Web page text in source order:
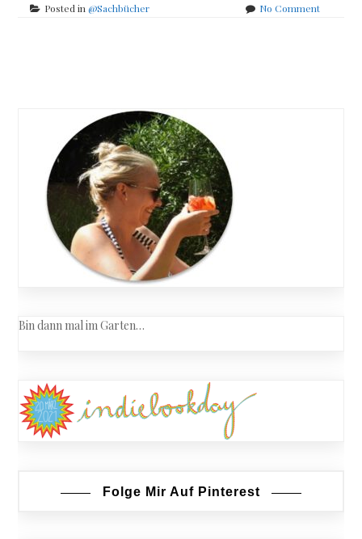
Posted in@Sachbücher No Commenton
navigation
Bin dann mal im Garten…
Folge Mir Auf Pinterest